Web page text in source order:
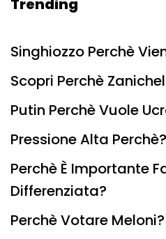
Trending
Singhiozzo Perchè
Scopri Perchè
Putin Perchè Vuole
Pressione Alta Perchè?
Perchè È Importante
Differenziata?
Perchè Votare Meloni?